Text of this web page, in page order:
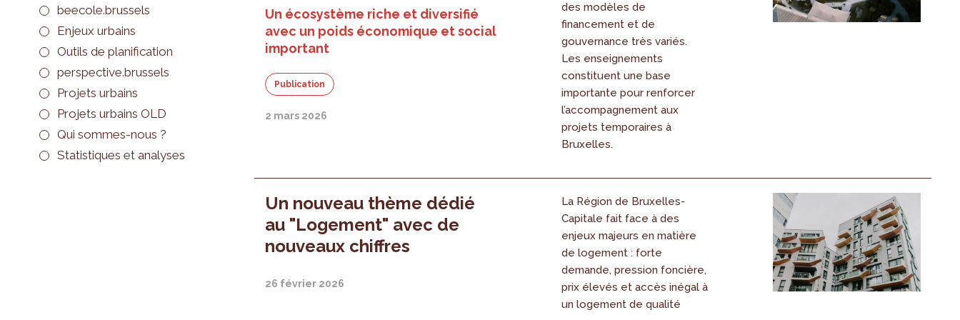
beecole.brussels
Enjeux urbains
Outils de planification
perspective.brussels
Projets urbains
Projets urbains OLD
Qui sommes-nous ?
Statistiques et analyses
Un écosystème riche et diversifié
avec un poids économique et social
important
Publication
2 mars 2026
des modèles de
financement et de
gouvernance très variés.
Les enseignements
constituent une base
importante pour renforcer
l’accompagnement aux
projets temporaires à
Bruxelles.
Un nouveau thème dédié
au "Logement" avec de
nouveaux chiffres
26 février 2026
La Région de Bruxelles-
Capitale fait face à des
enjeux majeurs en matière
de logement : forte
demande, pression foncière,
prix élevés et accès inégal à
un logement de qualité